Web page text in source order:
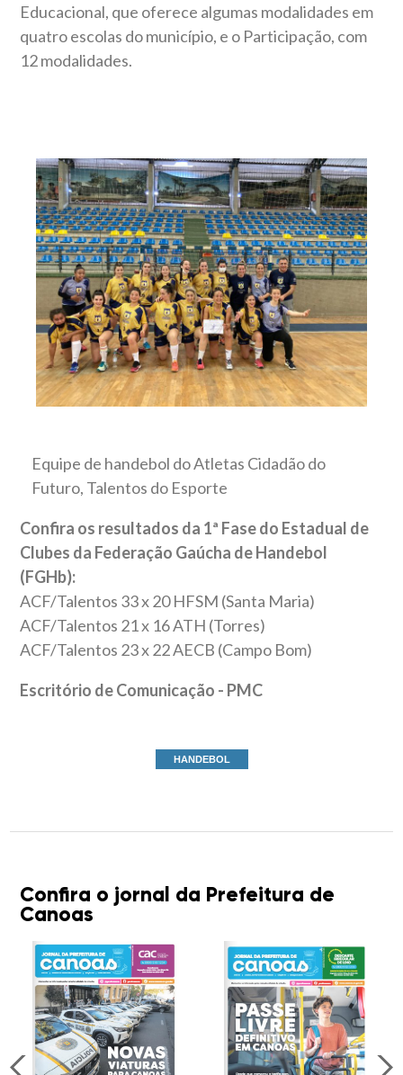
Educacional, que oferece algumas modalidades em
quatro escolas do município, e o Participação, com
12 modalidades.
Equipe de handebol do Atletas Cidadão do
Futuro, Talentos do Esporte
Confira os resultados da 1ª Fase do Estadual de
Clubes da Federação Gaúcha de Handebol
(FGHb):
ACF/Talentos 33 x 20 HFSM (Santa Maria)
ACF/Talentos 21 x 16 ATH (Torres)
ACF/Talentos 23 x 22 AECB (Campo Bom)
Escritório de Comunicação - PMC
HANDEBOL
Confira o jornal da Prefeitura de
Canoas